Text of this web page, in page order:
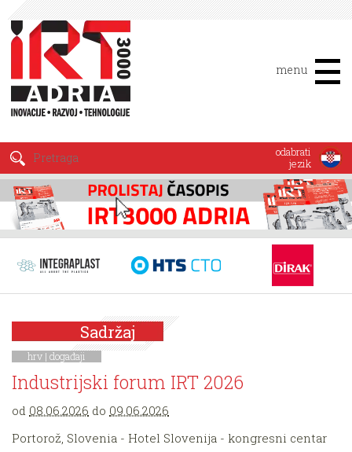
menu
odabrati
jezik
Sadržaj
hrv | događaji
Industrijski forum IRT 2026
od 08.06.2026 do 09.06.2026
Portorož, Slovenia - Hotel Slovenija - kongresni centar